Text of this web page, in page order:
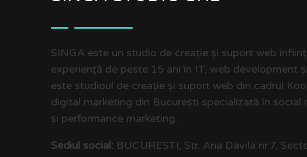
SINGA este un studio de creație și suport web
experiență de peste 15 ani în IT, web development
este studioul de creație și suport web din cadrul
digital marketing din București specializată în social
și performance marketing.
Sediul social: BUCURESTI, Str. Ana Davila nr.7,